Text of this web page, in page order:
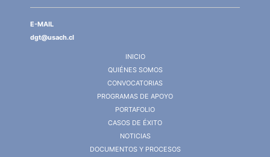
E-MAIL
dgt@usach.cl
INICIO
QUIÉNES SOMOS
CONVOCATORIAS
PROGRAMAS DE APOYO
PORTAFOLIO
CASOS DE ÉXITO
NOTICIAS
DOCUMENTOS Y PROCESOS